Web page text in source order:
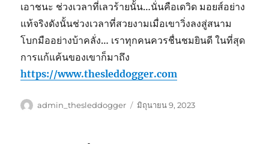
เอาชนะ ช่วงเวลาที่เลวร้ายนั้น…นั่นคือเดวิด มอยส์อย่าง
แท้จริงดังนั้นช่วงเวลาที่สวยงามเมื่อเขาวิ่งลงสู่สนาม
โบกมืออย่างบ้าคลั่ง… เราทุกคนควรชื่นชมยินดี ในที่สุด
การแก้แค้นของเขาก็มาถึง
https://www.thesleddogger.com
ผู้
admin_thesleddogger
เขียน
มิถุนายน 9, 2023